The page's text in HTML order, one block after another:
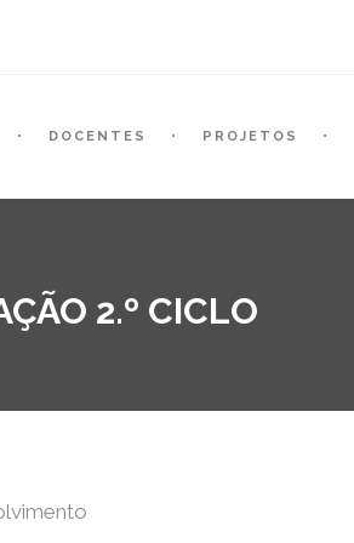
DOCENTES PROJETOS
2.º CICLO